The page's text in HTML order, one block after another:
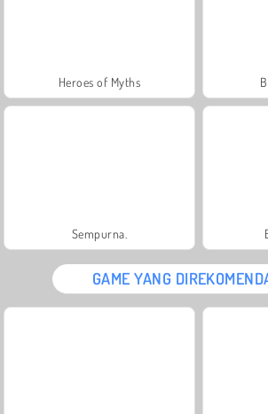
Heroes of Myths
Sempurna.
GAME YANG